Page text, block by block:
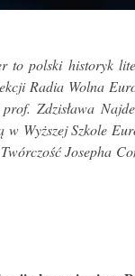
to polski historyk
Radia Wolna
Zdzisława
w Wyższej Szkole
Twórczość Josepha